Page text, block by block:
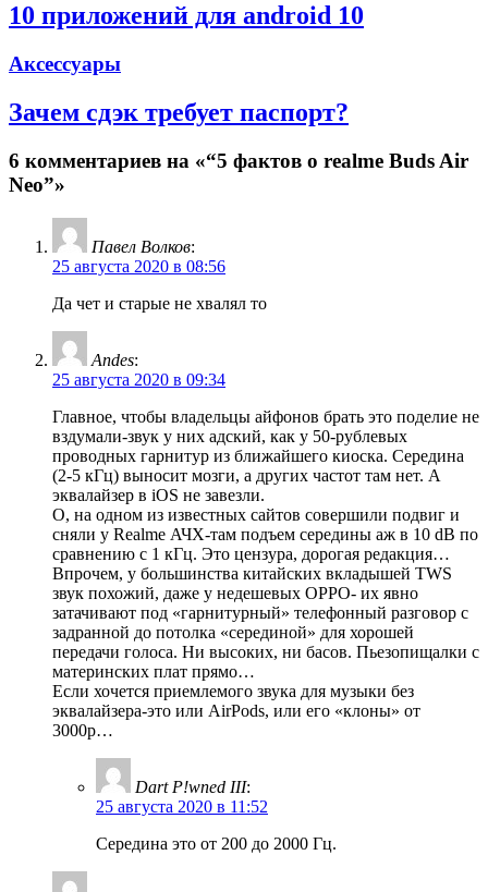
10 приложений для android 10
Аксессуары
Зачем сдэк требует паспорт?
6 комментариев на «“5 фактов о realme Buds Air
Neo”»
Павел Волков:
25 августа 2020 в 08:56
Да чет и старые не хвалял то
Andes:
25 августа 2020 в 09:34
Главное, чтобы владельцы айфонов брать это поделие не
вздумали-звук у них адский, как у 50-рублевых
проводных гарнитур из ближайшего киоска. Середина
(2-5 кГц) выносит мозги, а других частот там нет. А
эквалайзер в iOS не завезли.
О, на одном из известных сайтов совершили подвиг и
сняли у Realme АЧХ-там подъем середины аж в 10 dB по
сравнению с 1 кГц. Это цензура, дорогая редакция…
Впрочем, у большинства китайских вкладышей TWS
звук похожий, даже у недешевых OPPO- их явно
затачивают под «гарнитурный» телефонный разговор с
задранной до потолка «серединой» для хорошей
передачи голоса. Ни высоких, ни басов. Пьезопищалки с
материнских плат прямо…
Если хочется приемлемого звука для музыки без
эквалайзера-это или AirPods, или его «клоны» от
3000р…
Dart P!wned III:
25 августа 2020 в 11:52
Середина это от 200 до 2000 Гц.